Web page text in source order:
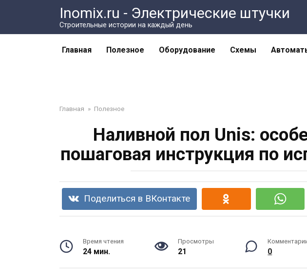
Inomix.ru - Электрические штучки
Cтроительные истории на каждый день
Главная Полезное Оборудование Схемы
Главная » Полезное
Наливной пол Unis:
пошаговая инструкция по
Поделиться в ВКонтакте
Время чтения
24 мин.
Просмотры
21 0